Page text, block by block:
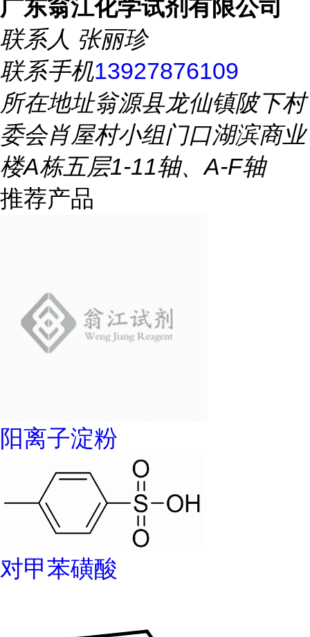
广东翁江化学试剂有限公司
联系人 张丽珍
联系手机13927876109
所在地址翁源县龙仙镇陂下村
委会肖屋村小组门口湖滨商业
楼A栋五层1-11轴、A-F轴
推荐产品
阳离子淀粉
对甲苯磺酸